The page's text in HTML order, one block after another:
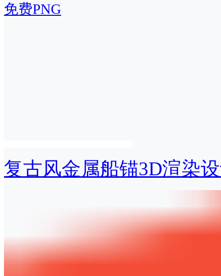
免费PNG
复古风金属船锚3D渲染